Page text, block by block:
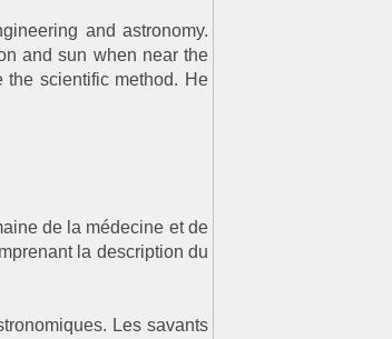
and astronomy.
and sun when near the
the scientific method. He
de la médecine et de
la description du
Les savants